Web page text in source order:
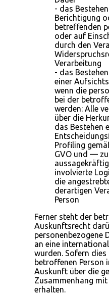
- das
Berichtigung
betreffenden
oder auf
durch den
Verarbeitung
- das
einer
wenn die
bei der
werden: Alle
über die
das Bestehen
Profiling
GVO und —
involvierte
die
derartigen
Person
Ferner steht der
Auskunftsrecht
personenbezogene
an eine
wurden. Sofern
betroffenen Person
Auskunft über die
Zusammenhang
erhalten.